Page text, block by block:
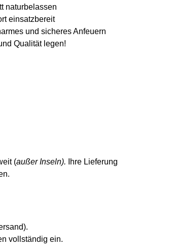
naturbelassen
einsatzbereit
und sicheres Anfeuern
Qualität legen!
(außer Inseln).
Ihre Lieferung
vollständig ein.